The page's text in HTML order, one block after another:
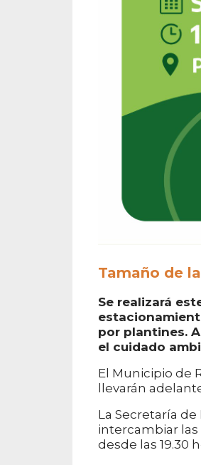
Tamaño de
Se realizará
por plantines.
el cuidado
El Municipio de
llevarán
La Secretaría
intercambiar las
desde las 19.30